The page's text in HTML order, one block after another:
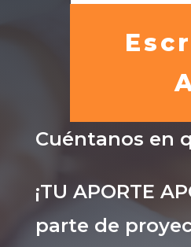
Cuéntanos en
¡TU APORTE
parte de